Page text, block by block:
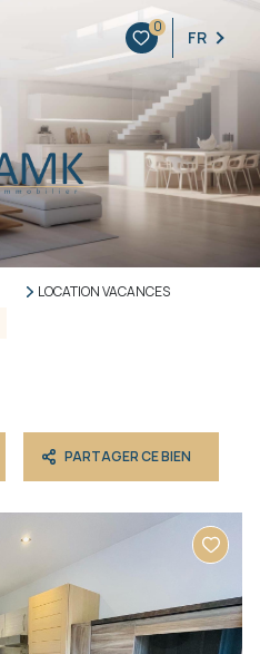
0
FR
LOCATION VACANCES
PARTAGER CE BIEN